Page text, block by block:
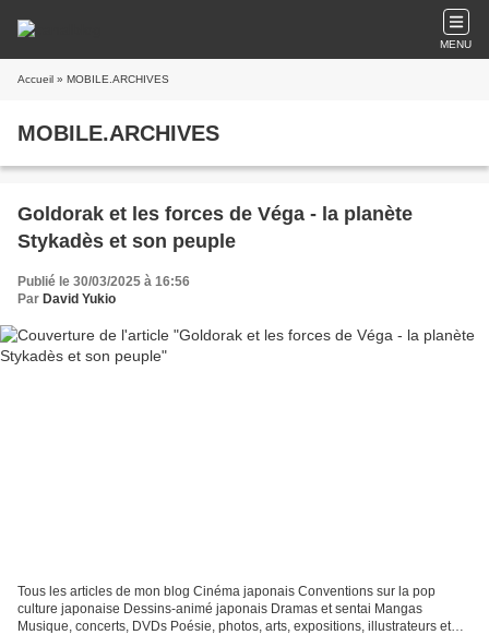
MENU
Accueil » MOBILE.ARCHIVES
MOBILE.ARCHIVES
Goldorak et les forces de Véga - la planète
Stykadès et son peuple
Publié le 30/03/2025 à 16:56
Par David Yukio
Tous les articles de mon blog Cinéma japonais Conventions sur la pop
culture japonaise Dessins-animé japonais Dramas et sentai Mangas
Musique, concerts, DVDs Poésie, photos, arts, expositions, illustrateurs et